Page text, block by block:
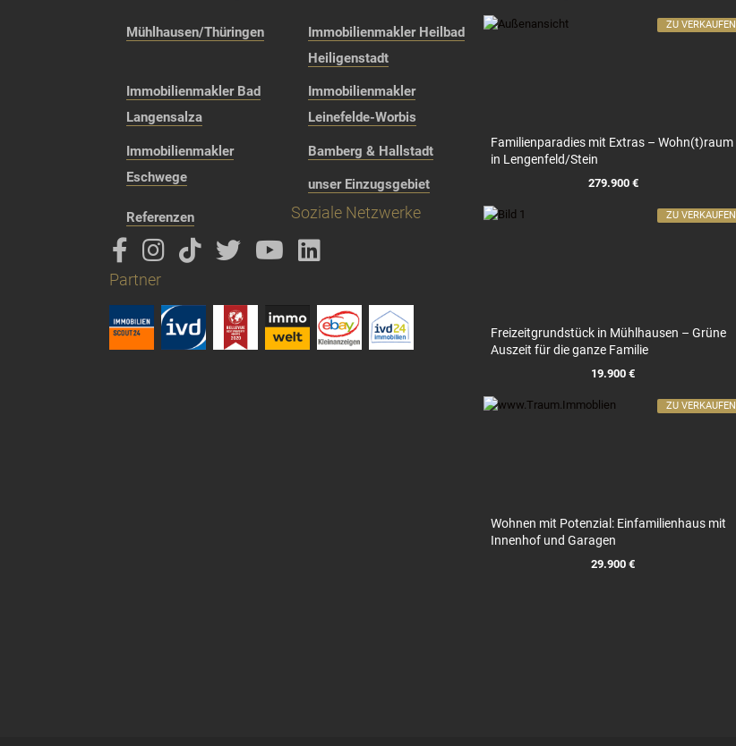
Mühlhausen/Thüringen
Immobilienmakler Heilbad
Heiligenstadt
Immobilienmakler Bad
Langensalza
Immobilienmakler
Leinefelde-Worbis
Immobilienmakler
Eschwege
Bamberg & Hallstadt
unser Einzugsgebiet
Referenzen Soziale Netzwerke
Partner
Familienparadies mit Extras – Wohn(t)raum
in Lengenfeld/Stein
279.900 €
ZU VERKAUFEN
Freizeitgrundstück in Mühlhausen – Grüne
Auszeit für die ganze Familie
19.900 €
ZU VERKAUFEN
Wohnen mit Potenzial: Einfamilienhaus mit
Innenhof und Garagen
29.900 €
ZU VERKAUFEN